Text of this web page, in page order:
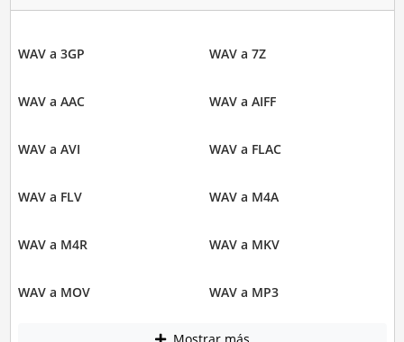
WAV a 3GP WAV a 7Z
WAV a AAC WAV a AIFF
WAV a AVI WAV a FLAC
WAV a FLV WAV a M4A
WAV a M4R WAV a MKV
WAV a MOV WAV a MP3